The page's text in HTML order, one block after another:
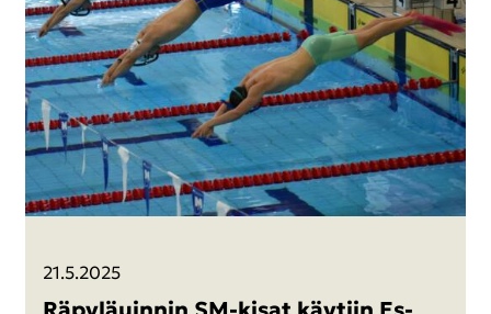
21.5.2025